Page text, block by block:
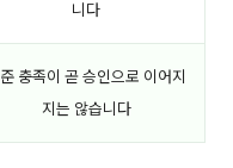
니다
충족이 곧 승인으로 이어지
지는 않습니다